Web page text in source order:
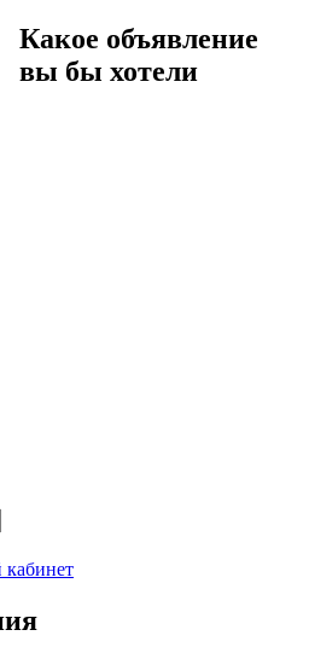
Какое объявление
вы бы хотели
кабинет